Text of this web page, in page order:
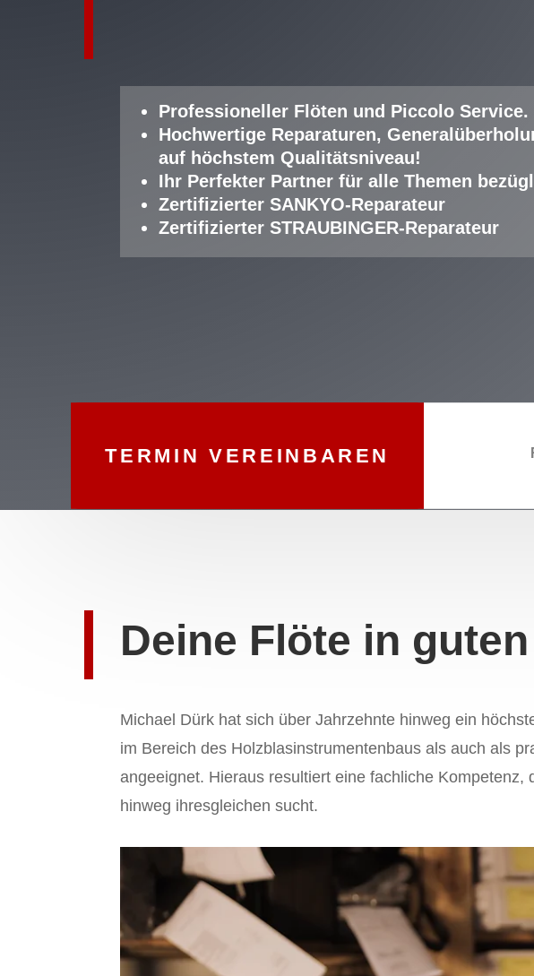
Professioneller Flöten und Piccolo Service.
Hochwertige Reparaturen,
auf höchstem Qualitätsniveau!
Ihr Perfekter Partner für alle Themen
Zertifizierter SANKYO-Reparateur
Zertifizierter STRAUBINGER-Reparateur
TERMIN VEREINBAREN
Deine Flöte in
Michael Dürk hat sich über Jahrzehnte hinweg ein
im Bereich des Holzblasinstrumentenbaus als auch als
angeeignet. Hieraus resultiert eine fachliche Kompetenz,
hinweg ihresgleichen sucht.